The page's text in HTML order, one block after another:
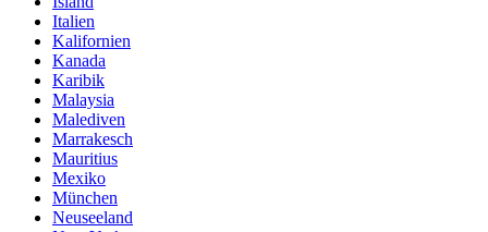
Italien
Kalifornien
Kanada
Karibik
Malaysia
Malediven
Marrakesch
Mauritius
Mexiko
München
Neuseeland